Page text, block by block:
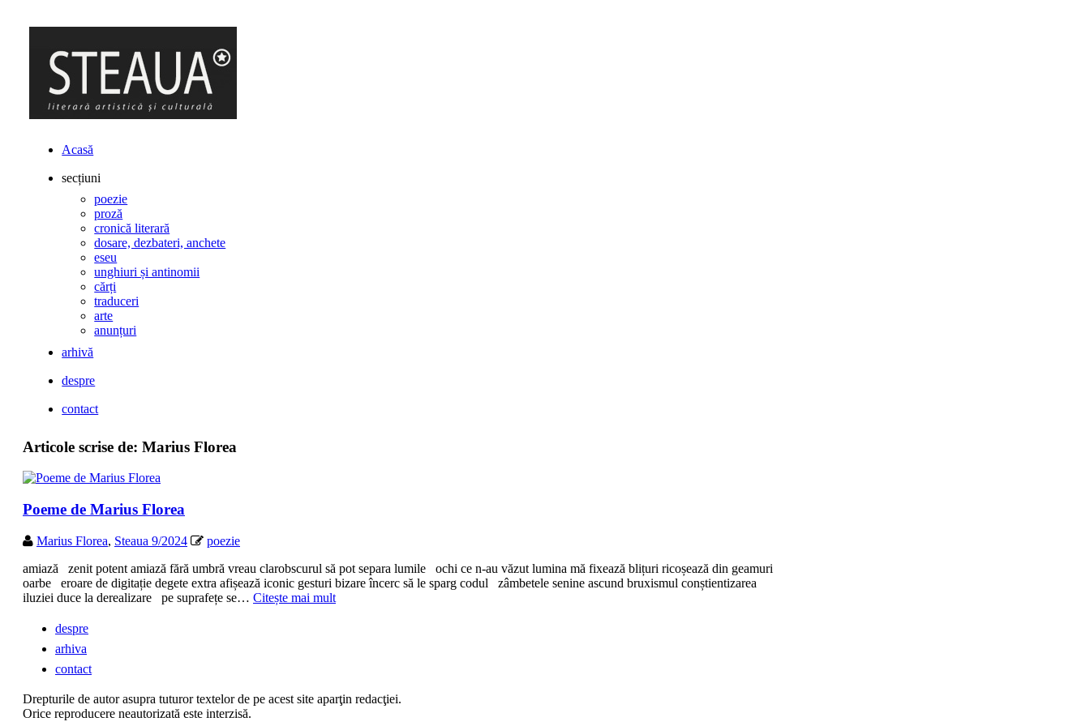
Acasă
secțiuni
poezie
proză
cronică literară
dosare, dezbateri, anchete
eseu
unghiuri și antinomii
cărți
traduceri
arte
anunțuri
arhivă
despre
contact
Articole scrise de: Marius Florea
Poeme de Marius Florea
Marius Florea, Steaua 9/2024
poezie
amiază zenit potent amiază fără umbră vreau clarobscurul să pot separa lumile ochi ce n-au văzut lumina mă fixează blițuri ricoșează din geamuri
oarbe eroare de digitație degete extra afișează iconic gesturi bizare încerc să le sparg codul zâmbetele senine ascund bruxismul conștientizarea
iluziei duce la derealizare pe suprafețe se… Citește mai mult
despre
arhiva
contact
Drepturile de autor asupra tuturor textelor de pe acest site aparţin redacţiei.
Orice reproducere neautorizată este interzisă.